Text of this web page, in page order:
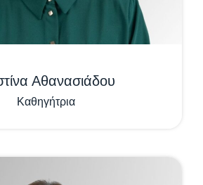
Αθανασιάδου
Καθηγήτρια